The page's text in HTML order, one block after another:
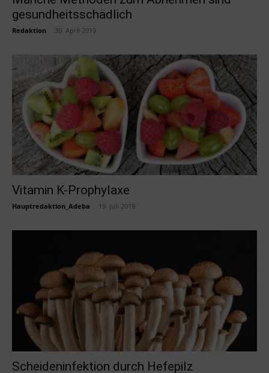
gesundheitsschädlich
Redaktion 30. April 2019
Vitamin K-Prophylaxe
Hauptredaktion_Adeba 19. Juli 2019
Scheideninfektion durch Hefepilz